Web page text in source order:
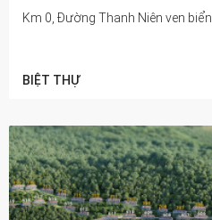
Km 0, Đường Thanh Niên ven biển
BIỆT THỰ